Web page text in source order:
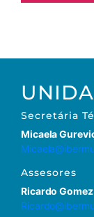
Secretária
Micaela
Assesores
Ricardo